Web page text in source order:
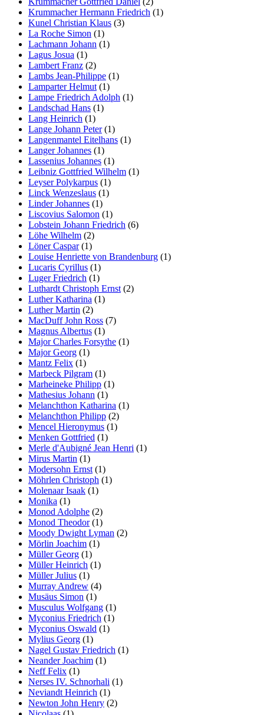
Krummacher Hermann Friedrich (1)
Kunel Christian Klaus (3)
La Roche Simon (1)
Lachmann Johann (1)
Lagus Josua (1)
Lambert Franz (2)
Lambs Jean-Philippe (1)
Lamparter Helmut (1)
Lampe Friedrich Adolph (1)
Landschad Hans (1)
Lang Heinrich (1)
Lange Johann Peter(1)
Langenmantel Eitelhans (1)
Langer Johannes (1)
Lassenius Johannes (1)
Leibniz Gottfried Wilhelm (1)
Leyser Polykarpus (1)
Linck Wenzeslaus (1)
Linder Johannes (1)
Liscovius Salomon (1)
Lobstein Johann Friedrich (6)
Löhe Wilhelm (2)
Löner Caspar(1)
Louise Henriette von Brandenburg (1)
Lucaris Cyrillus (1)
Luger Friedrich (1)
Luthardt Christoph Ernst (2)
Luther Katharina (1)
Luther Martin (2)
MacDuff John Ross (7)
Magnus Albertus (1)
Major Charles Forsythe (1)
Major Georg (1)
Mantz Felix (1)
Marbeck Pilgram (1)
Marheineke Philipp (1)
Mathesius Johann (1)
Melanchthon Katharina (1)
Melanchthon Philipp (2)
Mencel Hieronymus (1)
Menken Gottfried (1)
Merle d'Aubigné Jean Henri (1)
Mirus Martin (1)
Modersohn Ernst (1)
Möhrlen Christoph (1)
Molenaar Isaak (1)
Monika (1)
Monod Adolphe (2)
Monod Theodor(1)
Moody Dwight Lyman (2)
Mörlin Joachim (1)
Müller Georg (1)
Müller Heinrich (1)
Müller Julius (1)
Murray Andrew (4)
Musäus Simon (1)
Musculus Wolfgang (1)
Myconius Friedrich (1)
Myconius Oswald (1)
Mylius Georg (1)
Nagel Gustav Friedrich (1)
Neander Joachim (1)
Neff Felix (1)
Nerses IV. Schnorhali (1)
Neviandt Heinrich (1)
Newton John Henry (2)